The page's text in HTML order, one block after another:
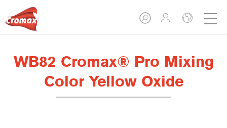
WB82 Cromax® Pro Mixing
Color Yellow Oxide